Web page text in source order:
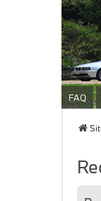
FAQ